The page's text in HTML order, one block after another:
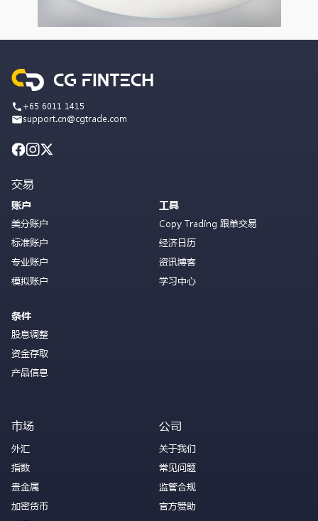
+65 6011 1415
support.cn@cgtrade.com
交易
账户
美分账户
标准账户
专业账户
模拟账户
条件
股息调整
资金存取
产品信息
工具
Copy Trading 跟单交易
经济日历
资讯博客
学习中心
市场
外汇
指数
贵金属
加密货币
公司
关于我们
常见问题
监管合规
官方赞助